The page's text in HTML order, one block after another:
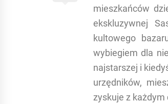
mieszkańców
ekskluzywnej
kultowego
wybiegiem dla
najstarszej i
urzędników,
zyskuje z każdym